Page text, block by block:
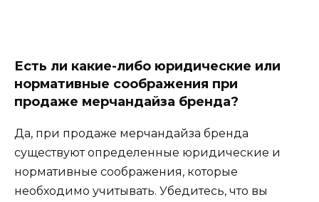
Есть ли какие-либо юридические или
нормативные соображения при
продаже мерчандайза бренда?
Да, при продаже мерчандайза бренда
существуют определенные юридические и
нормативные соображения, которые
необходимо учитывать. Убедитесь, что вы